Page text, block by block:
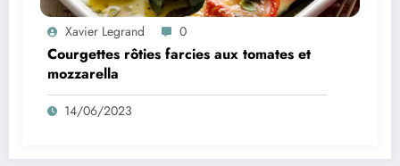
Xavier Legrand 0
Courgettes rôties farcies aux tomates et
mozzarella
14/06/2023